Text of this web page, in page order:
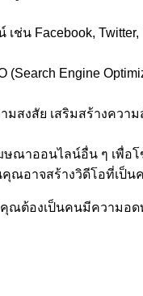
Facebook, Twitter,
Engine
งสัย เสริมสร้างควา
าออนไลน์อื่น ๆ เพื่อ
คุณอาจสร้างวิดีโอที่เ
ณต้องเป็นคนมีความอ